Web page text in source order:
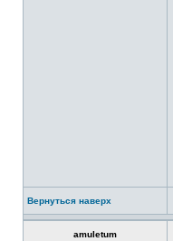
Вернуться наверх
amuletum